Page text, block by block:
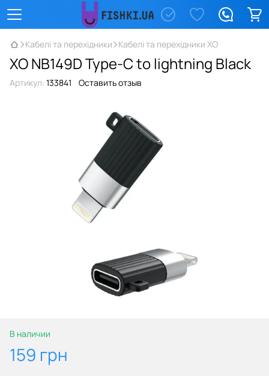
Кабелі та перехідники Кабелі та перехідники XO
XO NB149D Type-C to lightning Black
Артикул: 133841 Оставить отзыв
В наличии
159 грн